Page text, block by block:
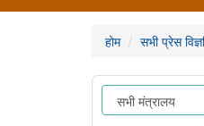
होम सभी प्रेस